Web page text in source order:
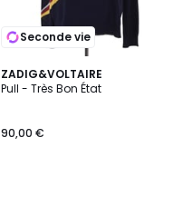
Seconde vie
ZADIG&VOLTAIRE
Pull - Très Bon État
90,00 €